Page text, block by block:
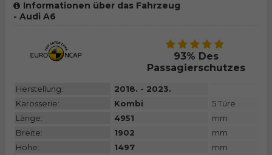
Informationen über das Fahrzeug
- Audi A6
93% Des
Passagierschutzes
Herstellung:
2018. - 2023.
Karosserie:
Kombi
5 Türe
Länge:
4951
mm
Breite:
1902
mm
Höhe:
1497
mm